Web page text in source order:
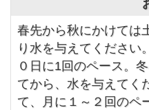
春先から秋にかけては
り水を与えてください
０日に1回のペース。
てから、水を与えてく
て、月に１～２回のペ